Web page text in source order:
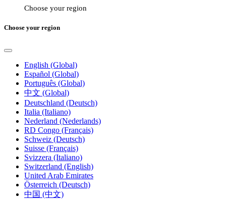
Choose your region
Choose your region
English (Global)
Español (Global)
Português (Global)
中文 (Global)
Deutschland (Deutsch)
Italia (Italiano)
Nederland (Nederlands)
RD Congo (Français)
Schweiz (Deutsch)
Suisse (Français)
Svizzera (Italiano)
Switzerland (English)
United Arab Emirates
Österreich (Deutsch)
中国 (中文)